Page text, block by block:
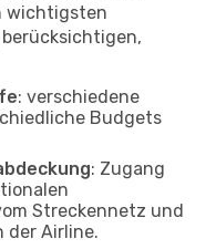
wichtigsten
: verschiedene
Budgets
: Zugang
Streckennetz und
der Airline.